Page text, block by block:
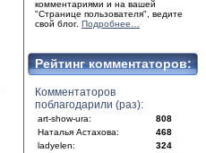
комментариями и на вашей
"Странице пользователя", ведите
свой блог. Подробнее…
Рейтинг комментаторов:
Комментаторов
поблагодарили (раз):
art-show-ura:
808
Наталья Астахова:
468
ladyelen:
324